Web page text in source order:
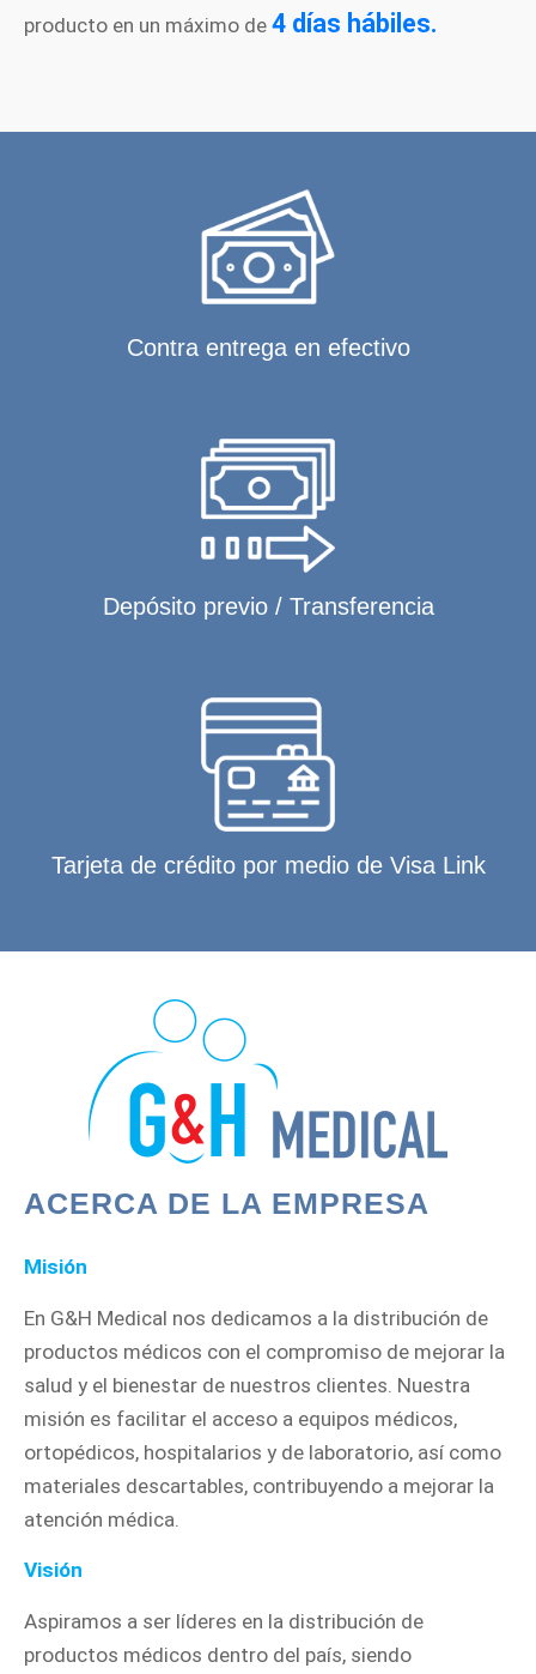
producto en un máximo de 4 días hábiles.
Contra entrega en efectivo
Depósito previo / Transferencia
Tarjeta de crédito por medio de Visa Link
ACERCA DE LA EMPRESA
Misión
En G&H Medical nos dedicamos a la distribución de
productos médicos con el compromiso de mejorar la
salud y el bienestar de nuestros clientes. Nuestra
misión es facilitar el acceso a equipos médicos,
ortopédicos, hospitalarios y de laboratorio, así como
materiales descartables, contribuyendo a mejorar la
atención médica.
Visión
Aspiramos a ser líderes en la distribución de
productos médicos dentro del país, siendo